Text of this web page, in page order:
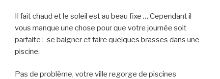
Il fait chaud et le soleil est au beau fixe … Cependant il
vous manque une chose pour que votre journée soit
parfaite : se baigner et faire quelques brasses dans une
piscine.
Pas de problème, votre ville regorge de piscines